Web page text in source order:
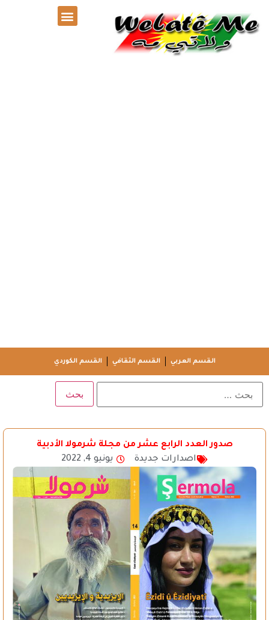
القسم العربي القسم الثقافي القسم الكوردي
صدور العدد الرابع عشر من مجلة شرمولا الأدبية
اصدارات جديدة
يونيو 4, 2022